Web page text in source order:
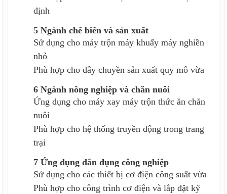
định
5 Ngành chế biến và sản xuất
Sử dụng cho máy trộn máy khuấy máy nghiền
nhỏ
Phù hợp cho dây chuyền sản xuất quy mô vừa
6 Ngành nông nghiệp và chăn nuôi
Ứng dụng cho máy xay máy trộn thức ăn chăn
nuôi
Phù hợp cho hệ thống truyền động trong trang
trại
7 Ứng dụng dân dụng công nghiệp
Sử dụng cho các thiết bị cơ điện công suất vừa
Phù hợp cho công trình cơ điện và lắp đặt kỹ